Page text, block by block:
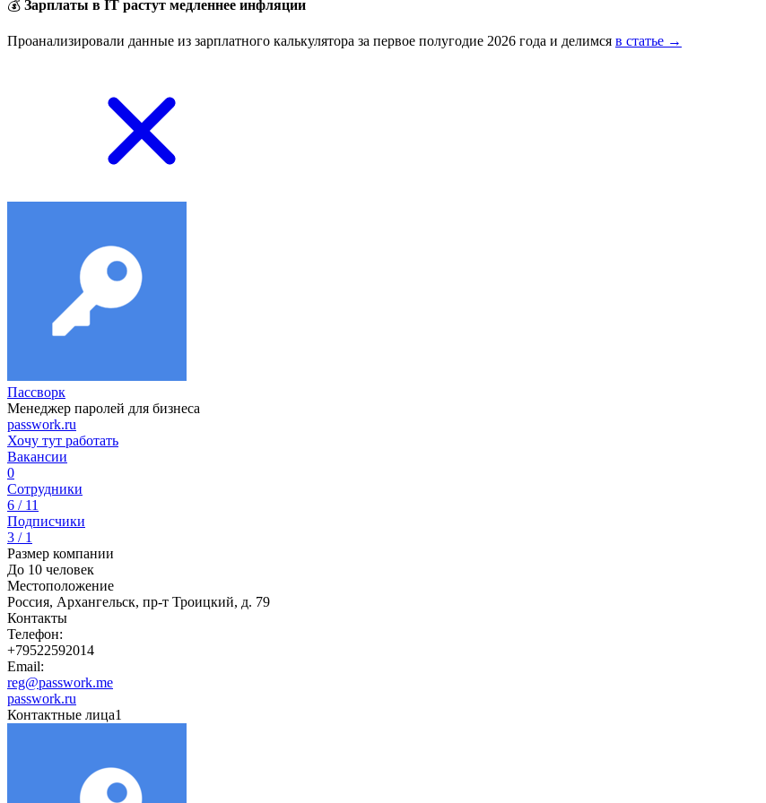
💰 Зарплаты в IT растут медленнее инфляции
Проанализировали данные из зарплатного калькулятора за первое полугодие 2026 года и делимся в статье →
Пассворк
Менеджер паролей для бизнеса
passwork.ru
Хочу тут работать
Вакансии
0
Сотрудники
6 / 11
Подписчики
3 / 1
Размер компании
До 10 человек
Местоположение
Россия, Архангельск, пр-т Троицкий, д. 79
Контакты
Телефон:
+79522592014
Email:
reg@passwork.me
passwork.ru
Контактные лица1